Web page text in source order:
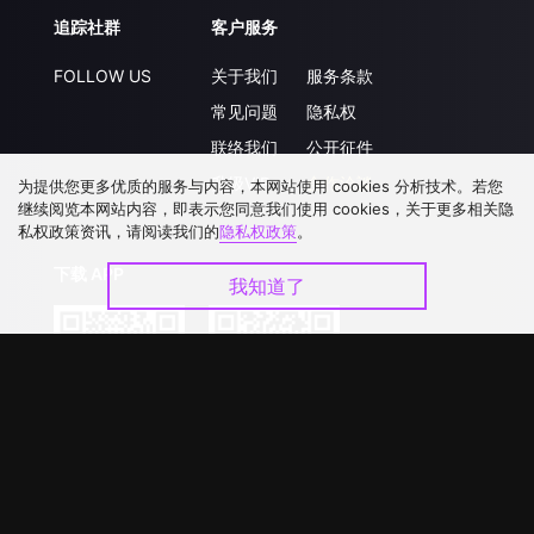
追踪社群
FOLLOW US
客户服务
关于我们
常见问题
联络我们
升级VIP
服务条款
隐私权
公开征件
合作洽談
为提供您更多优质的服务与内容，本网站使用 cookies 分析技术。若您
继续阅览本网站内容，即表示您同意我们使用 cookies，关于更多相关隐
私权政策资讯，请阅读我们的隐私权政策。
我知道了